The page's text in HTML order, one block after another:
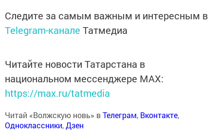
Следите за самым важным и интересным в
Telegram-канале Татмедиа
Читайте новости Татарстана в
национальном мессенджере MАХ:
https://max.ru/tatmedia
Читай «Волжскую новь» вТелеграм, Вконтакте,
Одноклассники,Дзен